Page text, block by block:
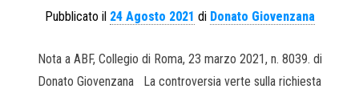
Pubblicato il 24 Agosto 2021 di Donato Giovenzana
Nota a ABF, Collegio di Roma, 23 marzo 2021, n. 8039. di
Donato Giovenzana La controversia verte sulla richiesta